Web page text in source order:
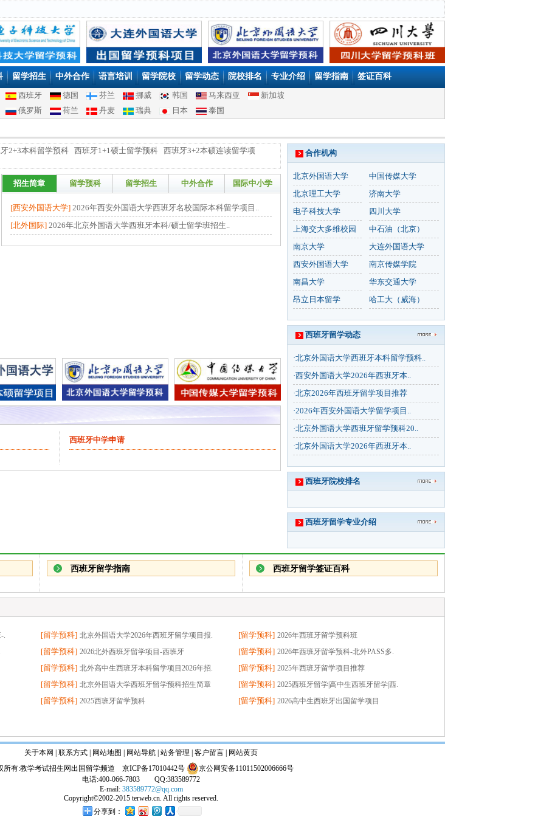
留学招生 中外合作 语言培训 留学院校 留学动态 院校排名 专业介绍 留学指南 签证百科
西班牙 德国 芬兰 挪威 韩国 马来西亚
新加坡
俄罗斯 荷兰 丹麦 瑞典 日本 泰国
2+3本科留学预科 西班牙1+1硕士留学预科 西班牙3+2本硕连读留学项
招生简章 留学预科 留学招生 中外合作 国际中小学
[西安外国语大学] 2026年西安外国语大学西班牙名校国际本科留学项目..
[北外国际] 2026年北京外国语大学西班牙本科/硕士留学班招生..
西班牙中学申请
合作机构
北京外国语大学
中国传媒大学
北京理工大学
济南大学
电子科技大学
四川大学
上海交大多维校园
中石油（北京）
南京大学
大连外国语大学
西安外国语大学
南京传媒学院
南昌大学
华东交通大学
昂立日本留学
哈工大（威海）
西班牙留学动态
·北京外国语大学西班牙本科留学预科..
·西安外国语大学2026年西班牙本..
·北京2026年西班牙留学项目推荐
·2026年西安外国语大学留学项目..
·北京外国语大学西班牙留学预科20..
·北京外国语大学2026年西班牙本..
西班牙院校排名
西班牙留学专业介绍
西班牙留学指南 西班牙留学签证百科
. [留学预科] 北京外国语大学2026年西班牙留学项目报. [留学预科] 2026年西班牙留学预科班
[留学预科] 2026北外西班牙留学项目-西班牙 [留学预科] 2026年西班牙留学预科-北外PASS多.
[留学预科] 北外高中生西班牙本科留学项目2026年招. [留学预科] 2025年西班牙留学项目推荐
[留学预科] 北京外国语大学西班牙留学预科招生简章 [留学预科] 2025西班牙留学|高中生西班牙留学|西.
[留学预科] 2025西班牙留学预科 [留学预科] 2026高中生西班牙出国留学项目
关于本网 | 联系方式 | 网站地图 | 网站导航 站务管理 | 客户留言 | 网站黄页
所有:教学考试招生网出国留学频道 京ICP备17010442号
京公网安备11011502006666号
电话:400-066-7803 QQ:383589772
E-mail: 383589772@qq.com
Copyright©2002-2015 terweb.cn. All rights reserved.
分享到：